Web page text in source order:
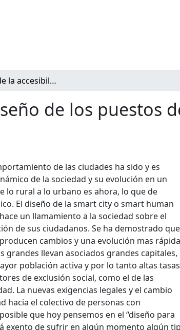
La cadena de la accesibilidad y el diseño de los puestos de trabajo en la sociedad actual
de los puestos
de las ciudades ha sido y es
de la sociedad y su evolución en un
lo rural a lo urbano es ahora, lo que de
El diseño de la smart city o smart human
un llamamiento a la sociedad sobre el
de sus ciudadanos. Se ha demostrado que
cambios y una evolución mas
grandes llevan asociados grandes capitales,
población activa y por lo tanto altas tasas
de exclusión social, como el de las
La nuevas exigencias legales y el cambio
hacia el colectivo de personas con
que hoy pensemos en el “diseño para
exento de sufrir en algún momento algún